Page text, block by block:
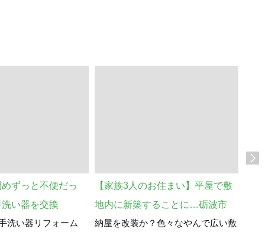
ずっと不便だっ
い器を交換
洗い器リフォーム
【家族3人のお住まい】平屋で敷
地内に新築することに…砺波市
納屋を改装か？色々なやんで広い敷